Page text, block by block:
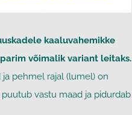
kaaluvahemikke
võimalik variant leitaks.
pehmel rajal (lumel) on
vastu maad ja pidurdab